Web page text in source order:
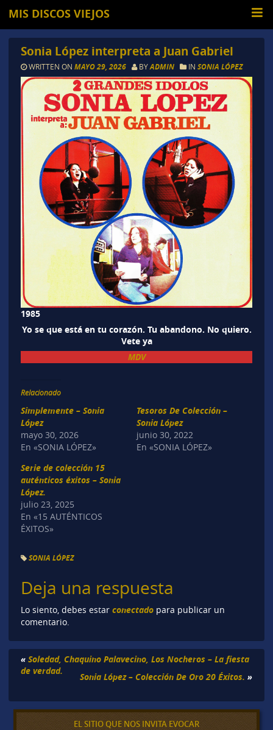
MIS DISCOS VIEJOS
Sonia López interpreta a Juan Gabriel
WRITTEN ON MAYO 29, 2026 BYADMIN IN SONIA LÓPEZ
1985
Yo se que está en tu corazón. Tu abandono. No quiero.
Vete ya
MDV
Relacionado
Simplemente – Sonia
López
mayo 30, 2026
En «SONIA LÓPEZ»
Tesoros De Colección –
Sonia López
junio 30, 2022
En «SONIA LÓPEZ»
Serie de colección 15
auténticos éxitos – Sonia
López.
julio 23, 2025
En «15 AUTÉNTICOS
ÉXITOS»
SONIA LÓPEZ
Deja una respuesta
Lo siento, debes estar conectadopara publicar un
comentario.
« Soledad, Chaquino Palavecino, Los Nocheros – La fiesta
de verdad.
Sonia López – Colección De Oro 20 Éxitos. »
EL SITIO QUE NOS INVITA EVOCAR